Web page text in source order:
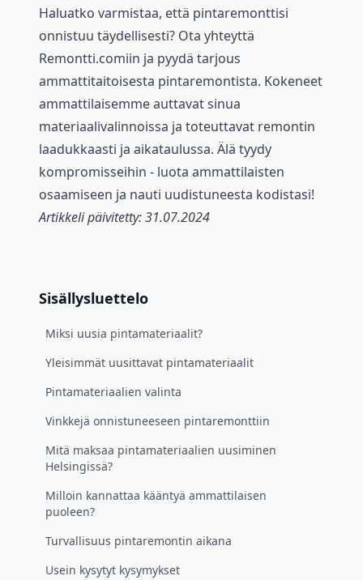
Haluatko varmistaa, että pintaremonttisi
onnistuu täydellisesti? Ota yhteyttä
Remontti.comiin ja pyydä tarjous
ammattitaitoisesta pintaremontista. Kokeneet
ammattilaisemme auttavat sinua
materiaalivalinnoissa ja toteuttavat remontin
laadukkaasti ja aikataulussa. Älä tyydy
kompromisseihin - luota ammattilaisten
osaamiseen ja nauti uudistuneesta kodistasi!
Artikkeli päivitetty: 31.07.2024
Sisällysluettelo
Miksi uusia pintamateriaalit?
Yleisimmät uusittavat pintamateriaalit
Pintamateriaalien valinta
Vinkkejä onnistuneeseen pintaremonttiin
Mitä maksaa pintamateriaalien uusiminen
Helsingissä?
Milloin kannattaa kääntyä ammattilaisen
puoleen?
Turvallisuus pintaremontin aikana
Usein kysytyt kysymykset